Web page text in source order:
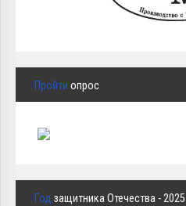
Пройти опрос
Год защитника Отечества - 2025